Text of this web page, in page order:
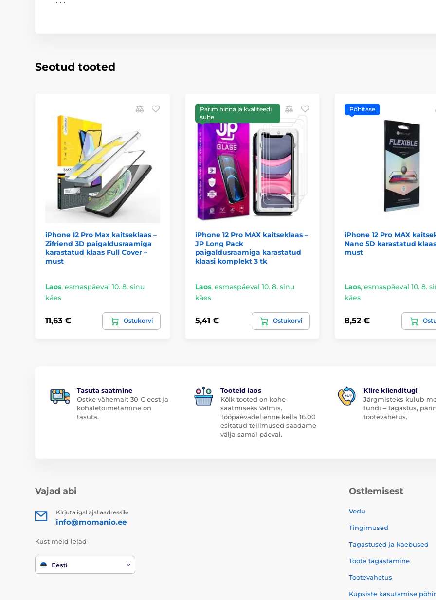
```
Seotud tooted
iPhone 12 Pro Max kaitseklaas –
Zifriend 3D paigaldusraamiga
karastatud klaas Full Cover –
must
Laos, esmaspäeval 10. 8. sinu
käes
11,63 € Ostukorvi
Parim hinna ja kvaliteedi
suhe
iPhone 12 Pro MAX kaitseklaas –
JP Long Pack
paigaldusraamiga karastatud
klaasi komplekt 3 tk
Laos, esmaspäeval 10. 8. sinu
käes
5,41 € Ostukorvi
Põhitase
iPhone 12 Pro MAX
Nano 5D karastatud
must
Laos, esmaspäeval 10. 8.
käes
8,52 €
Tasuta saatmine
Ostke vähemalt 30 € eest ja
kohaletoimetamine on
tasuta.
Tooteid laos
Kõik tooted on kohe
saatmiseks valmis.
Tööpäevadel enne kella 16.00
esitatud tellimused saadame
välja samal päeval.
Kiire klienditugi
Järgmisteks kulub
tundi – tagastus,
tootevahetus.
Vajad abi
Kirjuta igal ajal aadressile
info@momanio.ee
Kust meid leiad
Eesti
Ostlemisest
Vedu
Tingimused
Tagastused ja kaebused
Toote tagastamine
Tootevahetus
Küpsiste kasutamise